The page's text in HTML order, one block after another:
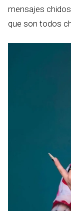
mensajes
que son todos